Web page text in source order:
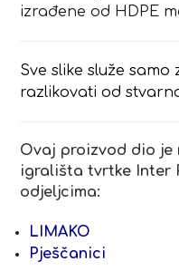
izrađene od HDPE
Sve slike služe samo
razlikovati od
Ovaj proizvod dio je
igrališta tvrtke Inter
odjeljcima:
LIMAKO
Pješčanici